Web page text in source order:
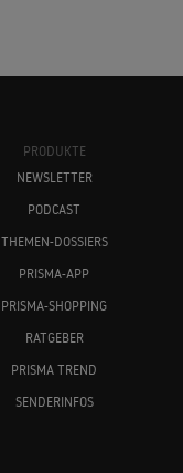
PRODUKTE
NEWSLETTER
PODCAST
THEMEN-DOSSIERS
PRISMA-APP
PRISMA-SHOPPING
RATGEBER
PRISMA TREND
SENDERINFOS